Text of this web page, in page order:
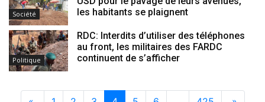
Société
les habitants se plaignent
Politique
RDC: Interdits d’utiliser des téléphones
au front, les militaires des FARDC
continuent de s’afficher